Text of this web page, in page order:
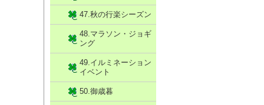
47.秋の行楽シーズン
48.マラソン・ジョギ
ング
49.イルミネーション
イベント
50.御歳暮